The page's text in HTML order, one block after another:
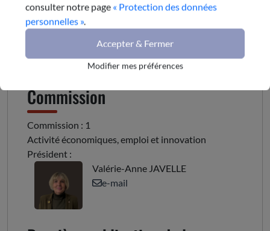
Synthèse du rapport
Commission
Commission : 1
Activité économiques, emploi et innovation
Président :
Valérie-Anne JAVELLE
e-mail
consulter notre page « Protection des données
personnelles ».
Accepter & Fermer
Modifier mes préférences